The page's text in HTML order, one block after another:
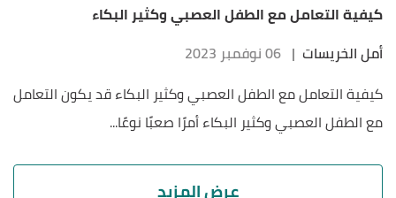
كيفية التعامل مع الطفل العصبي وكثير البكاء
أمل الخريسات | 06 نوفمبر 2023
كيفية التعامل مع الطفل العصبي وكثير البكاء قد يكون التعامل
مع الطفل العصبي وكثير البكاء أمرًا صعبًا نوعًا...